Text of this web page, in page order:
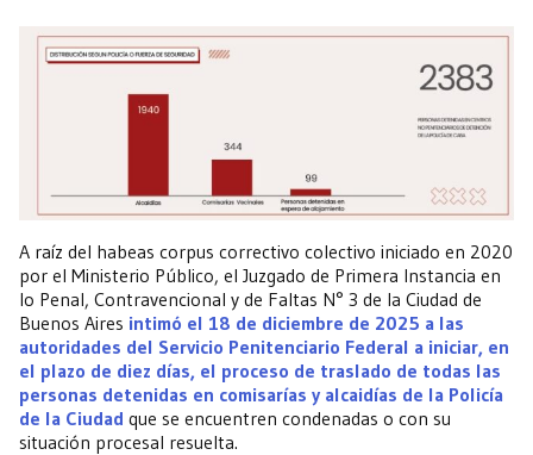
A raíz del habeas corpus correctivo colectivo iniciado en 2020
por el Ministerio Público, el Juzgado de Primera Instancia en
lo Penal, Contravencional y de Faltas N° 3 de la Ciudad de
Buenos Aires intimó el 18 de diciembre de 2025 a las
autoridades del Servicio Penitenciario Federal a iniciar, en
el plazo de diez días, el proceso de traslado de todas las
personas detenidas en comisarías y alcaidías de la Policía
de la Ciudad que se encuentren condenadas o con su
situación procesal resuelta.